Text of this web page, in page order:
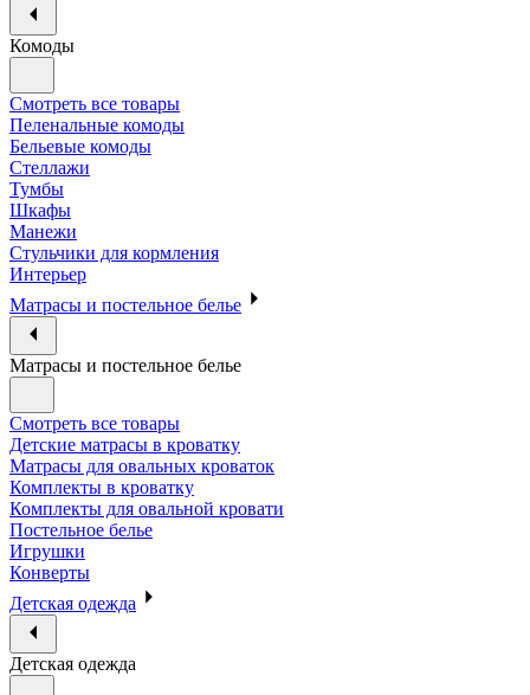
Комоды
Смотреть все товары
Пеленальные комоды
Бельевые комоды
Стеллажи
Тумбы
Шкафы
Манежи
Стульчики для кормления
Интерьер
Матрасы и постельное белье
Матрасы и постельное белье
Смотреть все товары
Детские матрасы в кроватку
Матрасы для овальных кроваток
Комплекты в кроватку
Комплекты для овальной кровати
Постельное белье
Игрушки
Конверты
Детская одежда
Детская одежда